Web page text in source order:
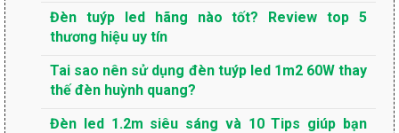
Đèn tuýp led hãng nào tốt? Review top 5
thương hiệu uy tín
Tai sao nên sử dụng đèn tuýp led 1m2 60W thay
thế đèn huỳnh quang?
Đèn led 1.2m siêu sáng và 10 Tips giúp bạn